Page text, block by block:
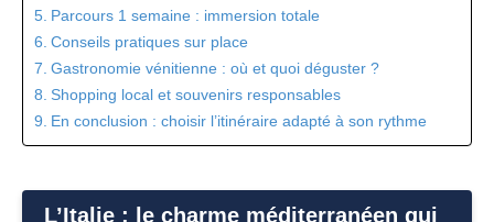
Parcours 1 semaine : immersion totale
Conseils pratiques sur place
Gastronomie vénitienne : où et quoi déguster ?
Shopping local et souvenirs responsables
En conclusion : choisir l’itinéraire adapté à son rythme
L’Italie : le charme méditerranéen qui